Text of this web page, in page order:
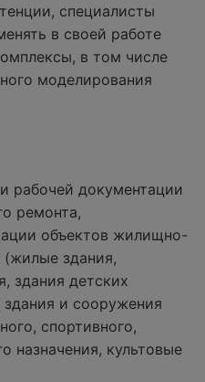
специалисты
в своей работе
в том числе
моделирования
рабочей документации
ремонта,
объектов жилищно-
(жилые здания,
здания детских
и сооружения
спортивного,
назначения, культовые